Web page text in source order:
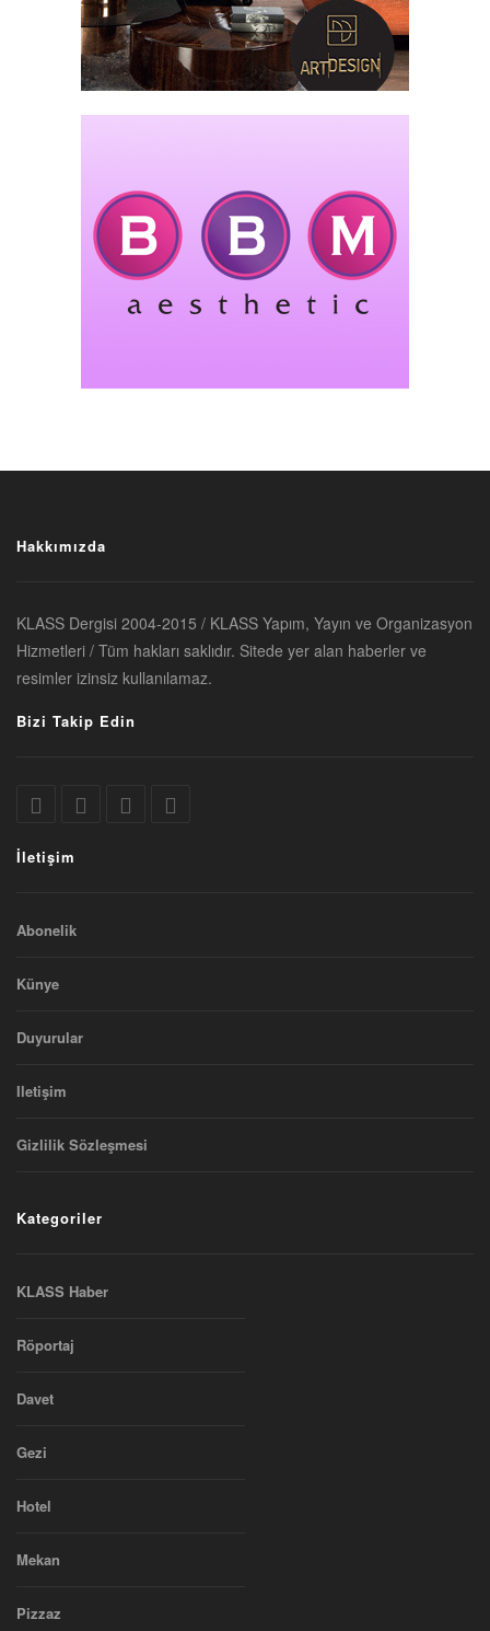
Hakkımızda
KLASS Dergisi 2004-2015 / KLASS Yapım, Yayın ve Organizasyon
Hizmetleri / Tüm hakları saklıdır. Sitede yer alan haberler ve
resimler izinsiz kullanılamaz.
Bizi Takip Edin
İletişim
Abonelik
Künye
Duyurular
Iletişim
Gizlilik Sözleşmesi
Kategoriler
KLASS Haber
Röportaj
Davet
Gezi
Hotel
Mekan
Pizzaz